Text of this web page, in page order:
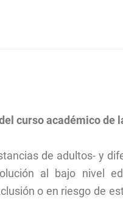
curso académico de
de adultos- y
al bajo nivel
o en riesgo de